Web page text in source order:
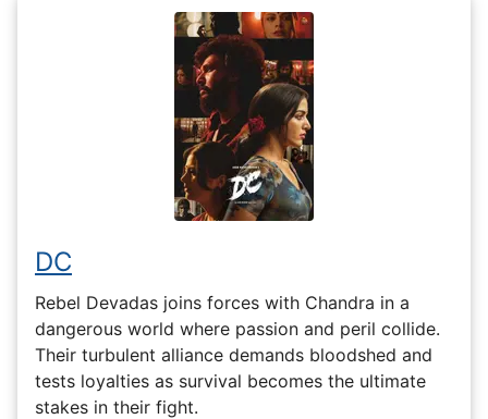
DC
Rebel Devadas joins forces with Chandra in a
dangerous world where passion and peril collide.
Their turbulent alliance demands bloodshed and
tests loyalties as survival becomes the ultimate
stakes in their fight.